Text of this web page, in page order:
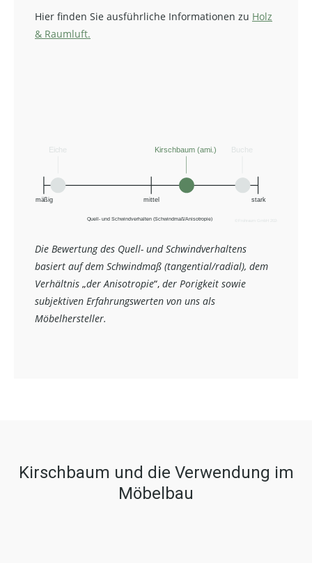
Hier finden Sie ausführliche Informationen zu Holz
& Raumluft.
Die Bewertung des Quell- und Schwindverhaltens
basiert auf dem Schwindmaß (tangential/radial), dem
Verhältnis „der Anisotropie“, der Porigkeit sowie
subjektiven Erfahrungswerten von uns als
Möbelhersteller.
Kirschbaum und die Verwendung im
Möbelbau